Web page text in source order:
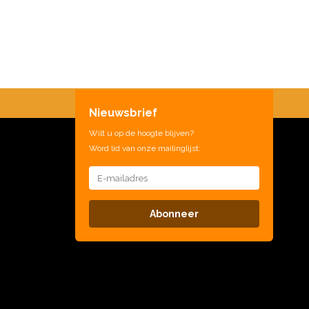
Nieuwsbrief
Wilt u op de hoogte blijven?
Word lid van onze mailinglijst:
Abonneer